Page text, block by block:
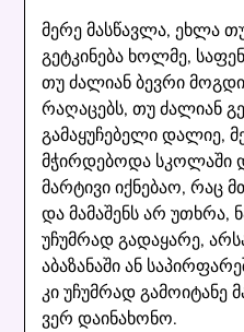
მერე მასწავლა, ეხლა
გეტკინება ხოლმე,
თუ ძალიან ბევრი
რაღაცებს, თუ ძალიან
გამაყუჩებელი დალიე,
მჭირდებოდა სკოლაში
მარტივი იქნებაო, რაც
და მამაშენს არ უთხრა,
უჩუმრად გადაყარე,
აბაზანაში ან
კი უჩუმრად გამოიტანე
ვერ დაინახონო.